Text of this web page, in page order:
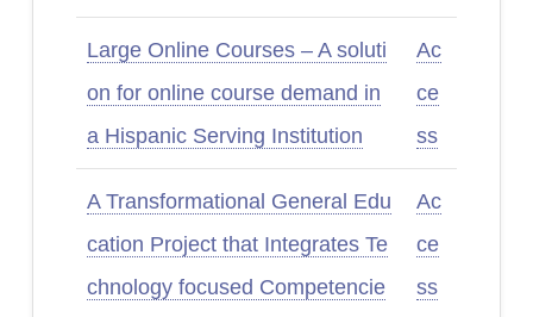
Large Online Courses – A soluti
on for online course demand in
a Hispanic Serving Institution
Ac
ce
ss
A Transformational General Edu
cation Project that Integrates Te
chnology focused Competencie
Ac
ce
ss